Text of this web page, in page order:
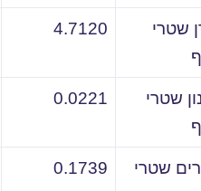
שטרי
4.7120
שטרי
0.0221
שטרי
0.1739